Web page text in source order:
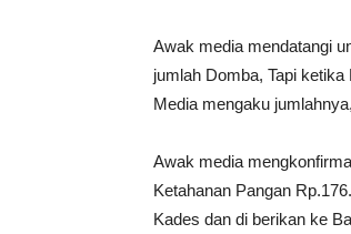
Awak media mendatangi
jumlah Domba, Tapi
Media mengaku
Awak media
Ketahanan Pangan
Kades dan di berikan ke